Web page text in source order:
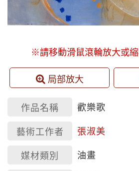
※請移動滑鼠滾輪放大或
局部放大
作品名稱 歡樂歌
藝術工作者 張淑美
媒材類別 油畫